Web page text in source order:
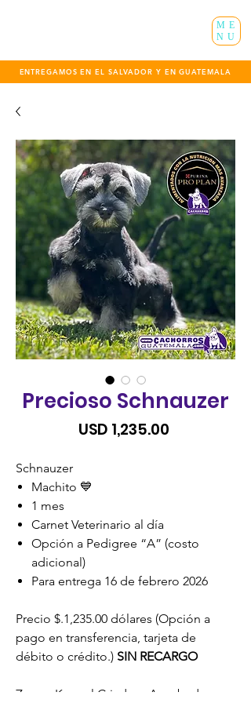
ENTREGAMOS EN EL SALVADOR Y EN GUATEMALA
ME
NU
Precioso Schnauzer
USD 1,235.00Precio
Schnauzer
Machito 💙
1 mes
Carnet Veterinario al día
Opción a Pedigree “A” (costo
adicional)
Para entrega 16 de febrero 2026
Precio $.1,235.00 dólares (Opción a
pago en transferencia, tarjeta de
débito o crédito.) SIN RECARGO
Zoona Kennel Criadero Aprobado y